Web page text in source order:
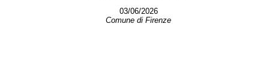
03/06/2026
Comune di Firenze